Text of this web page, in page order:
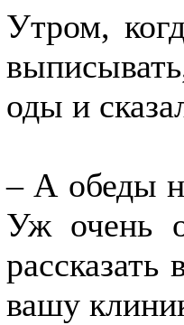
Утром,
оды и
– А обеды
Уж очень
вашу